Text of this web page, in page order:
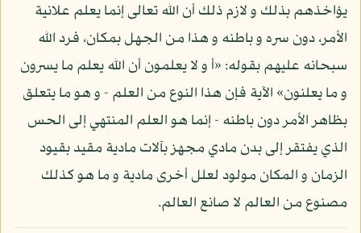
يؤاخذهم بذلك و لازم ذلك أن الله تعالى إنما يعلم علانية
الأمر، دون سره و باطنه و هذا من الجهل بمكان، فرد الله
سبحانه عليهم بقوله: «أ و لا يعلمون أن الله يعلم ما يسرون
و ما يعلنون» الآية فإن هذا النوع من العلم - و هو ما يتعلق
بظاهر الأمر دون باطنه - إنما هو العلم المنتهي إلى الحس
الذي يفتقر إلى بدن مادي مجهز بآلات مادية مقيد بقيود
الزمان و المكان مولود لعلل أخرى مادية و ما هو كذلك
مصنوع من العالم لا صانع العالم.